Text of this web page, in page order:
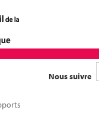
Nous suivre